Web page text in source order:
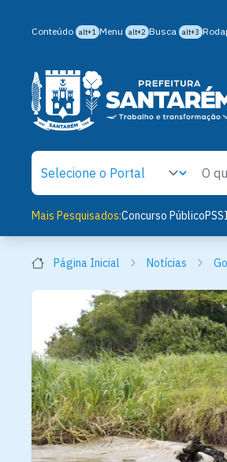
Conteúdo alt+1 Menu alt+2 Busca alt+3
Mais Pesquisados:Concurso PúblicoPSS
Página Inicial Notícias